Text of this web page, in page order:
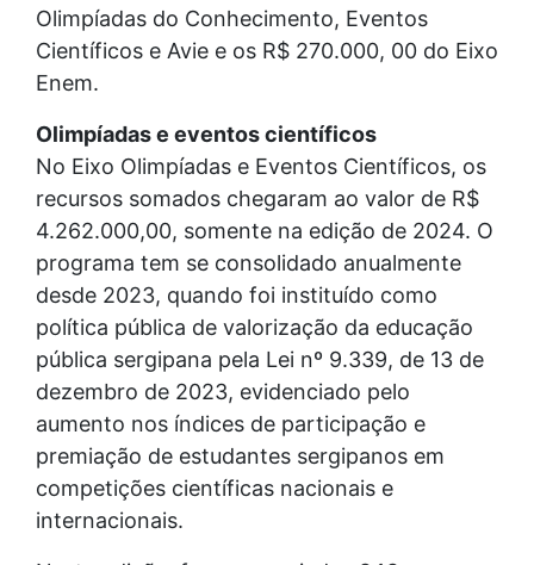
Olimpíadas do Conhecimento, Eventos
Científicos e Avie e os R$ 270.000, 00 do Eixo
Enem.
Olimpíadas e eventos científicos
No Eixo Olimpíadas e Eventos Científicos, os
recursos somados chegaram ao valor de R$
4.262.000,00, somente na edição de 2024. O
programa tem se consolidado anualmente
desde 2023, quando foi instituído como
política pública de valorização da educação
pública sergipana pela Lei nº 9.339, de 13 de
dezembro de 2023, evidenciado pelo
aumento nos índices de participação e
premiação de estudantes sergipanos em
competições científicas nacionais e
internacionais.